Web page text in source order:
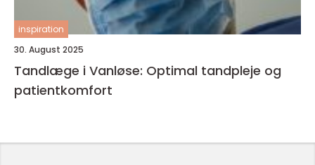
inspiration
30. August 2025
Tandlæge i Vanløse: Optimal tandpleje og
patientkomfort